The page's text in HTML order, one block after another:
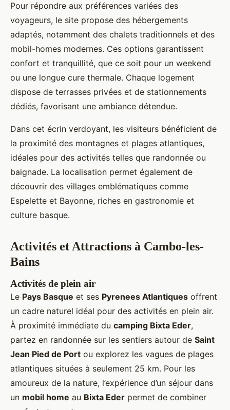
Pour répondre aux préférences variées des
voyageurs, le site propose des hébergements
adaptés, notamment des chalets traditionnels et des
mobil-homes modernes. Ces options garantissent
confort et tranquillité, que ce soit pour un weekend
ou une longue cure thermale. Chaque logement
dispose de terrasses privées et de stationnements
dédiés, favorisant une ambiance détendue.
Dans cet écrin verdoyant, les visiteurs bénéficient de
la proximité des montagnes et plages atlantiques,
idéales pour des activités telles que randonnée ou
baignade. La localisation permet également de
découvrir des villages emblématiques comme
Espelette et Bayonne, riches en gastronomie et
culture basque.
Activités et Attractions à Cambo-les-
Bains
Activités de plein air
Le Pays Basque et ses Pyrenees Atlantiques offrent
un cadre naturel idéal pour des activités en plein air.
À proximité immédiate du camping Bixta Eder,
partez en randonnée sur les sentiers autour de Saint
Jean Pied de Port ou explorez les vagues de plages
atlantiques situées à seulement 25 km. Pour les
amoureux de la nature, l’expérience d’un séjour dans
un mobil home au Bixta Eder permet de combiner